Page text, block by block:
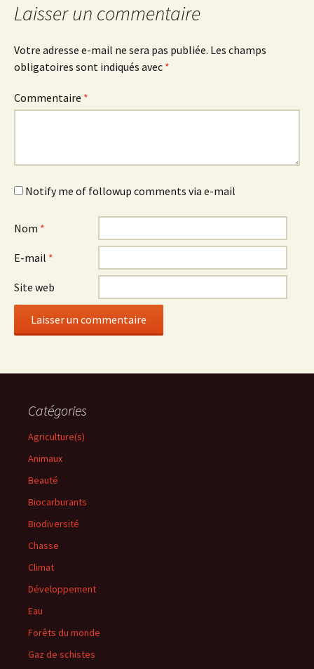
Laisser un commentaire
Votre adresse e-mail ne sera pas publiée. Les champs
obligatoires sont indiqués avec *
Commentaire *
Notify me of followup comments via e-mail
Nom *
E-mail *
Site web
Catégories
Agriculture(s)
Animaux
Beauté
Biocarburants
Biodiversité
Chasse
Climat
Développement
Eau
Forêts du monde
Gaz de schistes